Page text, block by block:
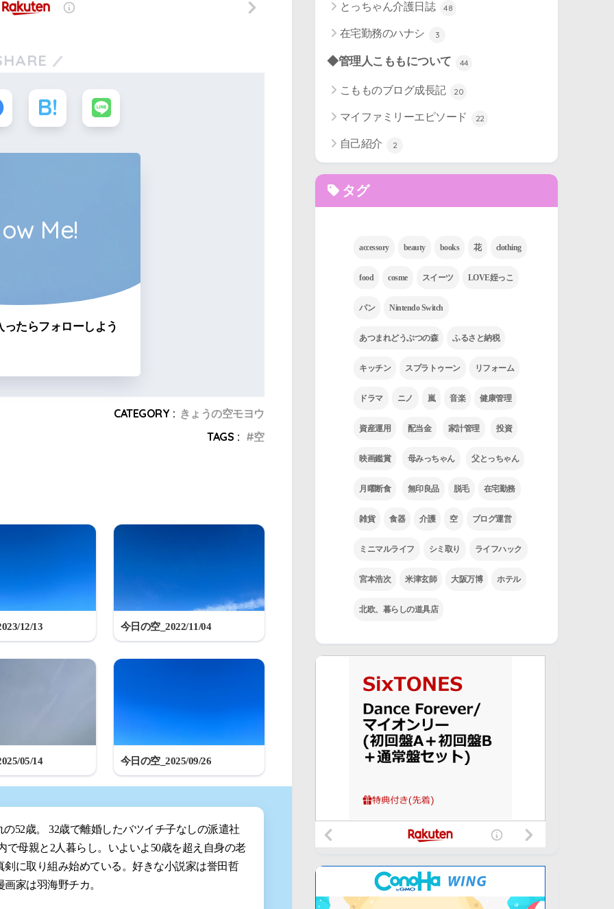
Me!
たらフォローしよう
CATEGORY : きょうの空モヨウ
TAGS :
空
12/13 今日の空_2022/11/04
05/14 今日の空_2025/09/26
の52歳。 32歳で離婚したバツイチ子なしの派遣社
で母親と2人暮らし。いよいよ50歳を超え自身の老
剣に取り組み始めている。好きな小説家は誉田哲
家は羽海野チカ。
とっちゃん介護日誌 48
在宅勤務のハナシ 3
◆管理人こももについて 44
こもものブログ成長記 20
マイファミリーエピソード 22
自己紹介 2
タグ
accessory beauty books 花 clothing
food cosme スイーツ LOVE姪っこ
パン Nintendo Switch
あつまれどうぶつの森 ふるさと納税
キッチン スプラトゥーン リフォーム
ドラマ ニノ 嵐 音楽 健康管理
資産運用 配当金 家計管理 投資
映画鑑賞 母みっちゃん 父とっちゃん
月曜断食 無印良品 脱毛 在宅勤務
雑貨 食器 介護 空 ブログ運営
ミニマルライフ シミ取り ライフハック
宮本浩次 米津玄師 大阪万博 ホテル
北欧、暮らしの道具店